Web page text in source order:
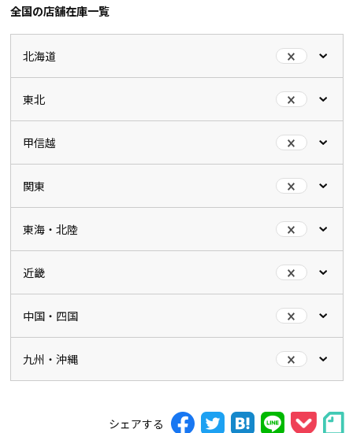
全国の店舗在庫一覧
北海道
東北
甲信越
関東
東海・北陸
近畿
中国・四国
九州・沖縄
シェアする